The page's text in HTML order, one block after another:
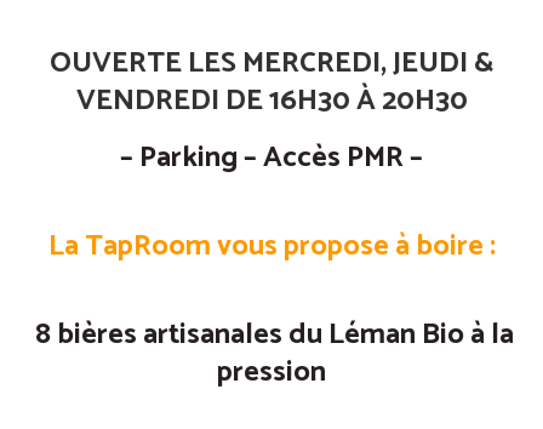
OUVERTE LES MERCREDI, JEUDI &
VENDREDI DE 16H30 À 20H30
– Parking – Accès PMR –
La TapRoom vous propose à boire :
8 bières artisanales du Léman Bio à la
pression